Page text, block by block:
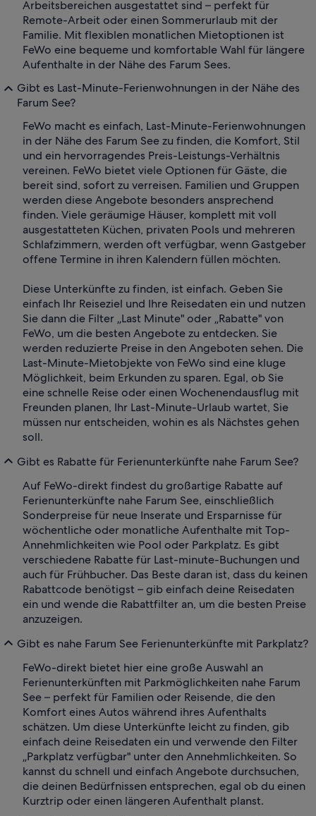
Arbeitsbereichen ausgestattet sind – perfekt für
Remote-Arbeit oder einen Sommerurlaub mit der
Familie. Mit flexiblen monatlichen Mietoptionen ist
FeWo eine bequeme und komfortable Wahl für längere
Aufenthalte in der Nähe des Farum Sees.
Gibt es Last-Minute-Ferienwohnungen in der Nähe des
Farum See?
FeWo macht es einfach, Last-Minute-Ferienwohnungen
in der Nähe des Farum See zu finden, die Komfort, Stil
und ein hervorragendes Preis-Leistungs-Verhältnis
vereinen. FeWo bietet viele Optionen für Gäste, die
bereit sind, sofort zu verreisen. Familien und Gruppen
werden diese Angebote besonders ansprechend
finden. Viele geräumige Häuser, komplett mit voll
ausgestatteten Küchen, privaten Pools und mehreren
Schlafzimmern, werden oft verfügbar, wenn Gastgeber
offene Termine in ihren Kalendern füllen möchten.
Diese Unterkünfte zu finden, ist einfach. Geben Sie
einfach Ihr Reiseziel und Ihre Reisedaten ein und nutzen
Sie dann die Filter „Last Minute" oder „Rabatte" von
FeWo, um die besten Angebote zu entdecken. Sie
werden reduzierte Preise in den Angeboten sehen. Die
Last-Minute-Mietobjekte von FeWo sind eine kluge
Möglichkeit, beim Erkunden zu sparen. Egal, ob Sie
eine schnelle Reise oder einen Wochenendausflug mit
Freunden planen, Ihr Last-Minute-Urlaub wartet, Sie
müssen nur entscheiden, wohin es als Nächstes gehen
soll.
Gibt es Rabatte für Ferienunterkünfte nahe Farum See?
Auf FeWo-direkt findest du großartige Rabatte auf
Ferienunterkünfte nahe Farum See, einschließlich
Sonderpreise für neue Inserate und Ersparnisse für
wöchentliche oder monatliche Aufenthalte mit Top-
Annehmlichkeiten wie Pool oder Parkplatz. Es gibt
verschiedene Rabatte für Last-minute-Buchungen und
auch für Frühbucher. Das Beste daran ist, dass du keinen
Rabattcode benötigst – gib einfach deine Reisedaten
ein und wende die Rabattfilter an, um die besten Preise
anzuzeigen.
Gibt es nahe Farum See Ferienunterkünfte mit Parkplatz?
FeWo-direkt bietet hier eine große Auswahl an
Ferienunterkünften mit Parkmöglichkeiten nahe Farum
See – perfekt für Familien oder Reisende, die den
Komfort eines Autos während ihres Aufenthalts
schätzen. Um diese Unterkünfte leicht zu finden, gib
einfach deine Reisedaten ein und verwende den Filter
„Parkplatz verfügbar" unter den Annehmlichkeiten. So
kannst du schnell und einfach Angebote durchsuchen,
die deinen Bedürfnissen entsprechen, egal ob du einen
Kurztrip oder einen längeren Aufenthalt planst.